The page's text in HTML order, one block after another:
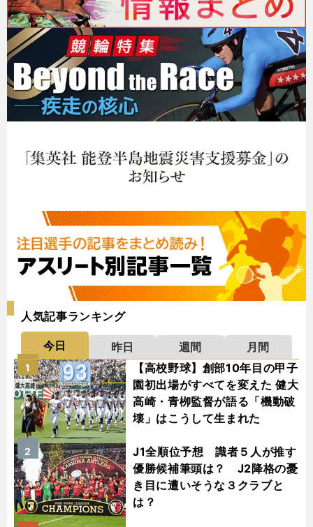
人気記事ランキング
今日 昨日 週間
月間
【高校野球】創部10年目の甲子
園初出場がすべてを変えた 健大
高崎・青栁監督が語る「機動破
壊」はこうして生まれた
1
J1全順位予想 識者５人が推す
優勝候補筆頭は？ J2降格の憂
き目に遭いそうな３クラブと
は？
2